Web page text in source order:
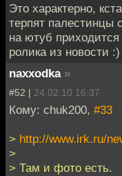
Это характерно,
терпят палестинцы
на ютуб
ролика из новости :)
naxxodka »
#52 | 24.02.10 16:37
Кому: chuk200, #33
> http://www.irk.ru/
>
> Там и фото есть.